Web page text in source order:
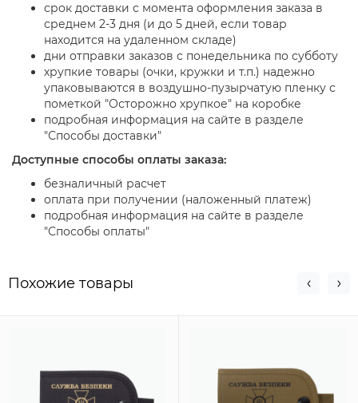
срок доставки с момента оформления заказа в
среднем 2-3 дня (и до 5 дней, если товар
находится на удаленном складе)
дни отправки заказов с понедельника по субботу
хрупкие товары (очки, кружки и т.п.) надежно
упаковываются в воздушно-пузырчатую пленку с
пометкой "Осторожно хрупкое" на коробке
подробная информация на сайте в разделе
"Способы доставки"
Доступные способы оплаты заказа:
безналичный расчет
оплата при получении (наложенный платеж)
подробная информация на сайте в разделе
"Способы оплаты"
Похожие товары